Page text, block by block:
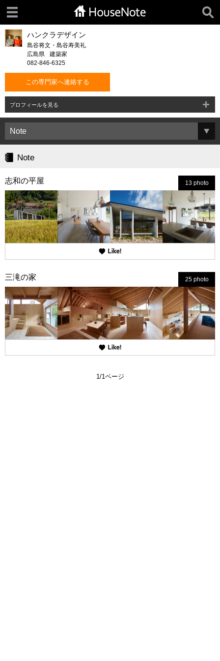
ハンクラデザイン
島谷将文・島谷寿美礼
広島県
建築家
082-846-6325
この専門家へ連絡する
プロフィールを見る
Note
志和の平屋 13 photo
三滝の家 25 photo
1/1ページ